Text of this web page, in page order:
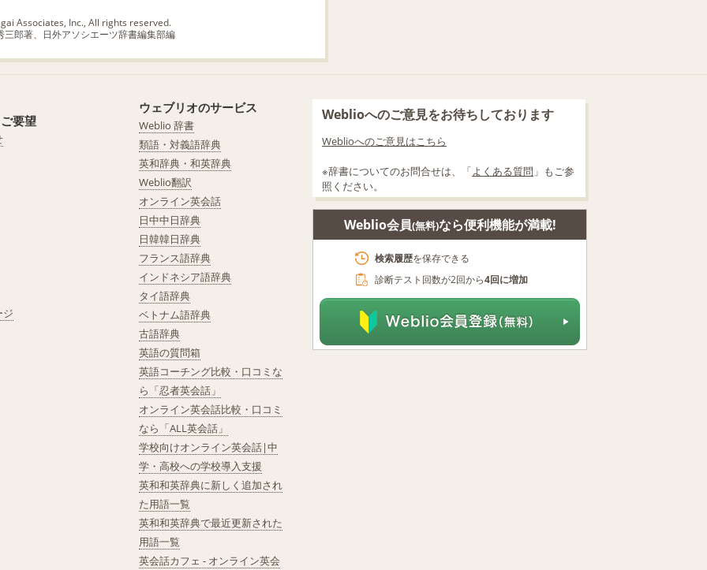
Associates, Inc., All rights reserved.
三郎著、日外アソシエーツ辞書編集部編
要望
ジ
ウェブリオのサービス
Weblio 辞書
類語・対義語辞典
英和辞典・和英辞典
Weblio翻訳
オンライン英会話
日中中日辞典
日韓韓日辞典
フランス語辞典
インドネシア語辞典
タイ語辞典
ベトナム語辞典
古語辞典
英語の質問箱
英語コーチング比較・口コミな
ら「忍者英会話」
オンライン英会話比較・口コミ
なら「ALL英会話」
学校向けオンライン英会話|中
学・高校への学校導入支援
英和和英辞典に新しく追加され
た用語一覧
英和和英辞典で最近更新された
用語一覧
英会話カフェ - オンライン英会
Weblioへのご意見をお待ちしております
Weblioへのご意見はこちら
※辞書についてのお問合せは、「よくある質問 」もご参
照ください。
Weblio会員(無料)なら便利機能が満載!
検索履歴を保存できる
診断テスト回数が2回から4回に増加